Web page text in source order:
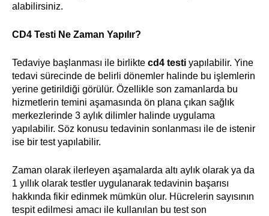
alabilirsiniz.
CD4 Testi Ne Zaman Yapılır?
Tedaviye başlanması ile birlikte cd4 testi yapılabilir. Yine
tedavi sürecinde de belirli dönemler halinde bu işlemlerin
yerine getirildiği görülür. Özellikle son zamanlarda bu
hizmetlerin temini aşamasında ön plana çıkan sağlık
merkezlerinde 3 aylık dilimler halinde uygulama
yapılabilir. Söz konusu tedavinin sonlanması ile de istenir
ise bir test yapılabilir.
Zaman olarak ilerleyen aşamalarda altı aylık olarak ya da
1 yıllık olarak testler uygulanarak tedavinin başarısı
hakkında fikir edinmek mümkün olur. Hücrelerin sayısının
tespit edilmesi amacı ile kullanılan bu test son